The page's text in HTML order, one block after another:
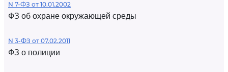
N 7-ФЗ от 10.01.2002
ФЗ об охране окружающей среды
N 3-ФЗ от 07.02.2011
ФЗ о полиции